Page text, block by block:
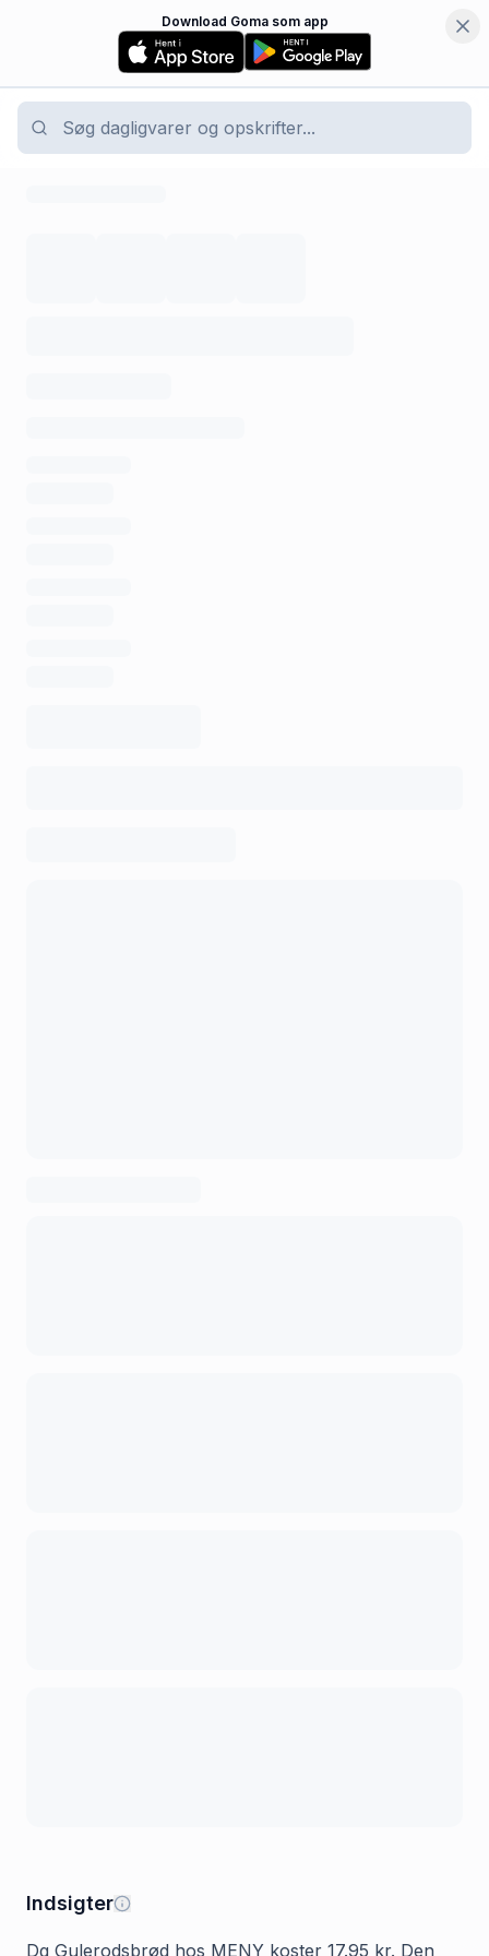
Download Goma som app
Indsigter
Dg Gulerodsbrød hos MENY koster 17.95 kr. Den